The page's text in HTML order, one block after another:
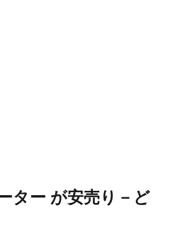
ター が安売り－ど